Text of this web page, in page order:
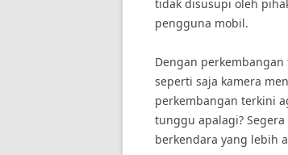
tidak disusupi oleh
pengguna mobil.
Dengan
seperti saja kamera
perkembangan terkini
tunggu apalagi?
berkendara yang lebih